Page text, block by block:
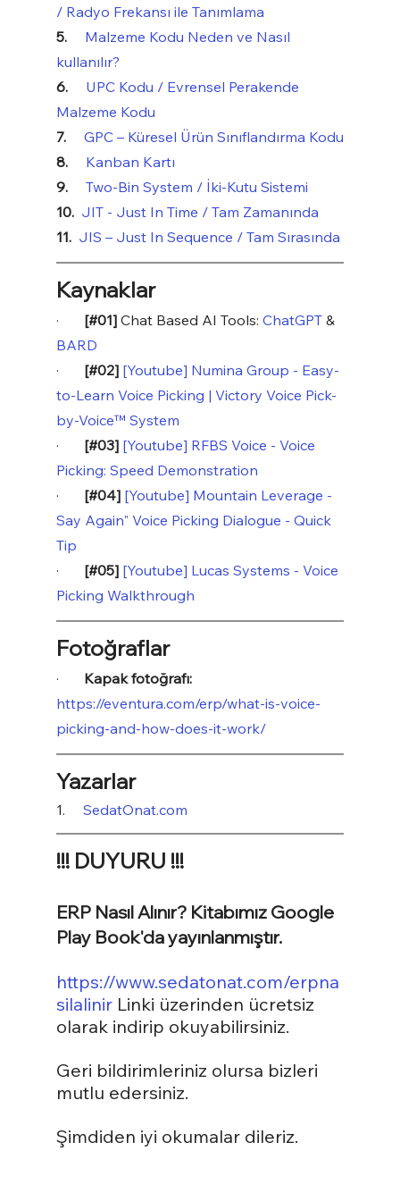
/ Radyo Frekansı ile Tanımlama
5. Malzeme Kodu Neden ve Nasıl
kullanılır?
6. UPC Kodu / Evrensel Perakende
Malzeme Kodu
7. GPC – Küresel Ürün Sınıflandırma Kodu
8. Kanban Kartı
9. Two-Bin System / İki-Kutu Sistemi
10. JIT - Just In Time / Tam Zamanında
11. JIS – Just In Sequence / Tam Sırasında
Kaynaklar
· [#01] Chat Based AI Tools: ChatGPT &
BARD
· [#02] [Youtube] Numina Group - Easy-
to-Learn Voice Picking | Victory Voice Pick-
by-Voice™ System
· [#03] [Youtube] RFBS Voice - Voice
Picking: Speed Demonstration
· [#04] [Youtube] Mountain Leverage -
Say Again" Voice Picking Dialogue - Quick
Tip
· [#05] [Youtube] Lucas Systems - Voice
Picking Walkthrough
Fotoğraflar
· Kapak fotoğrafı:
https://eventura.com/erp/what-is-voice-
picking-and-how-does-it-work/
Yazarlar
1. SedatOnat.com
!!! DUYURU !!!
ERP Nasıl Alınır? Kitabımız Google
Play Book'da yayınlanmıştır.
https://www.sedatonat.com/erpna
silalinir Linki üzerinden ücretsiz
olarak indirip okuyabilirsiniz.
Geri bildirimleriniz olursa bizleri
mutlu edersiniz.
Şimdiden iyi okumalar dileriz.